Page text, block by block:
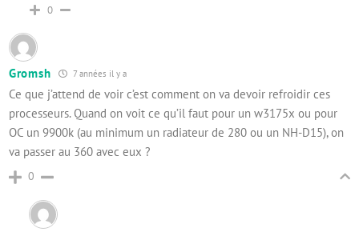
0
Gromsh 7 années il y a
Ce que j’attend de voir c’est comment on va devoir refroidir ces
processeurs. Quand on voit ce qu’il faut pour un w3175x ou pour
OC un 9900k (au minimum un radiateur de 280 ou un NH-D15), on
va passer au 360 avec eux ?
0